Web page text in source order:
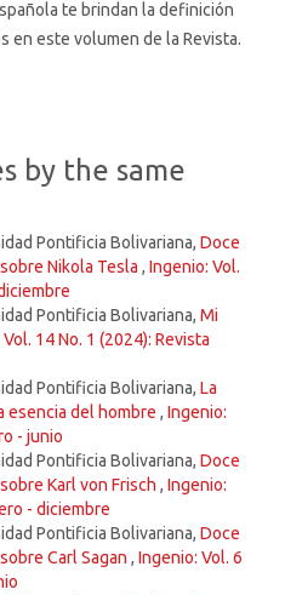
te brindan la definición
en este volumen de la Revista.
by the same
Pontificia Bolivariana, Doce
Nikola Tesla , Ingenio: Vol.
Pontificia Bolivariana, Mi
14 No. 1 (2024): Revista
Pontificia Bolivariana, La
esencia del hombre , Ingenio:
- junio
Pontificia Bolivariana, Doce
Karl von Frisch , Ingenio:
- diciembre
Pontificia Bolivariana, Doce
Carl Sagan , Ingenio: Vol. 6